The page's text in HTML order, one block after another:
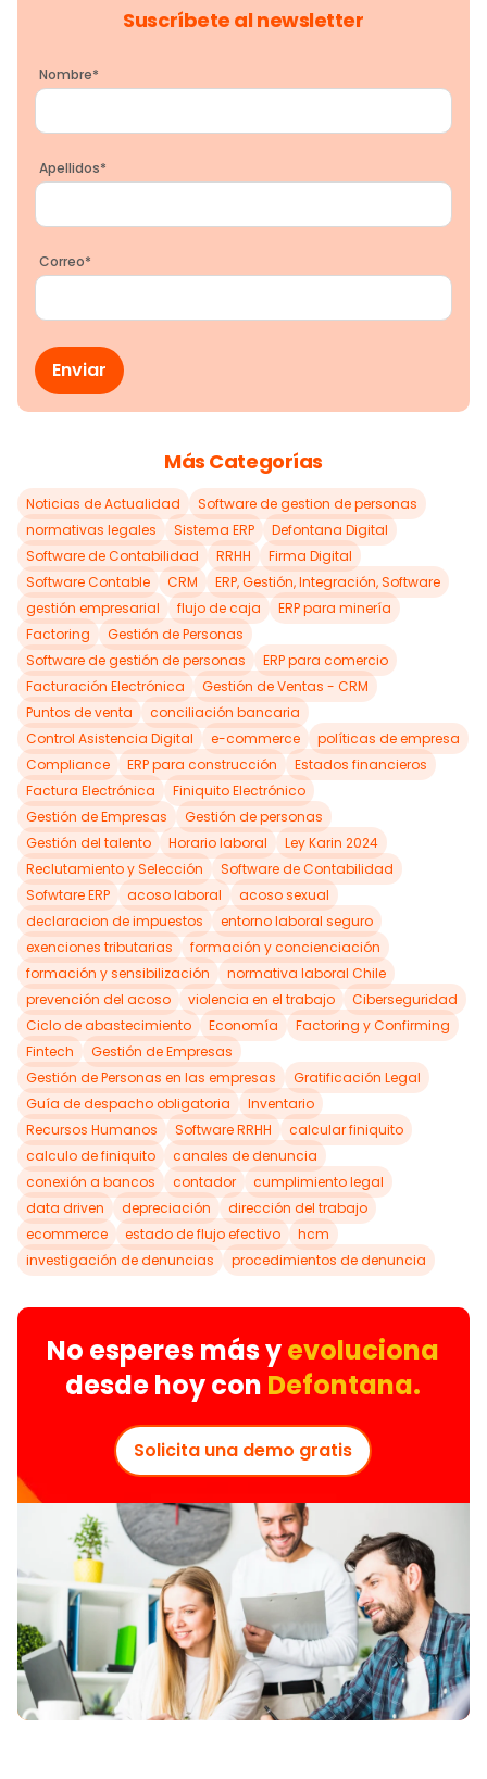
Suscríbete al newsletter
Nombre*
Apellidos*
Correo*
Más Categorías
Noticias de Actualidad
Software de gestion de personas
normativas legales
Sistema ERP
Defontana Digital
Software de Contabilidad
RRHH
Firma Digital
Software Contable
CRM
ERP, Gestión, Integración, Software
gestión empresarial
flujo de caja
ERP para minería
Factoring
Gestión de Personas
Software de gestión de personas
ERP para comercio
Facturación Electrónica
Gestión de Ventas - CRM
Puntos de venta
conciliación bancaria
Control Asistencia Digital
e-commerce
políticas de empresa
Compliance
ERP para construcción
Estados financieros
Factura Electrónica
Finiquito Electrónico
Gestión de Empresas
Gestión de personas
Gestión del talento
Horario laboral
Ley Karin 2024
Reclutamiento y Selección
Software de Contabilidad
Sofwtare ERP
acoso laboral
acoso sexual
declaracion de impuestos
entorno laboral seguro
exenciones tributarias
formación y concienciación
formación y sensibilización
normativa laboral Chile
prevención del acoso
violencia en el trabajo
Ciberseguridad
Ciclo de abastecimiento
Economía
Factoring y Confirming
Fintech
Gestión de Empresas
Gestión de Personas en las empresas
Gratificación Legal
Guía de despacho obligatoria
Inventario
Recursos Humanos
Software RRHH
calcular finiquito
calculo de finiquito
canales de denuncia
conexión a bancos
contador
cumplimiento legal
data driven
depreciación
dirección del trabajo
ecommerce
estado de flujo efectivo
hcm
investigación de denuncias
procedimientos de denuncia
No esperes más yevoluciona
desde hoy con Defontana.
Solicita una demo gratis